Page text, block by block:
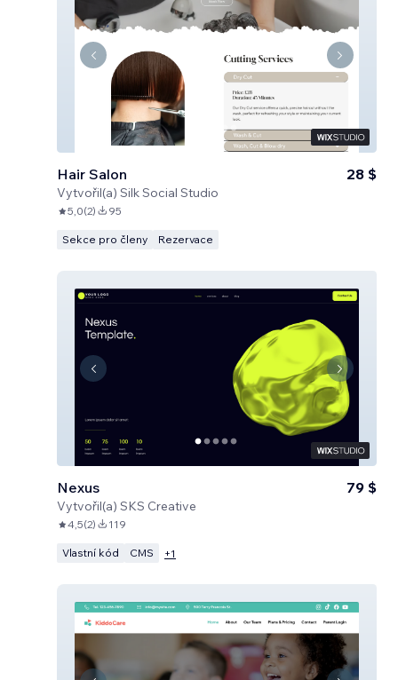
Hair Salon
Vytvořil(a) Silk Social Studio
28 $
5,0(2) 95
Sekce pro členy Rezervace
Nexus
Vytvořil(a) SKS Creative
79 $
4,5(2) 119
Vlastní kód CMS +1